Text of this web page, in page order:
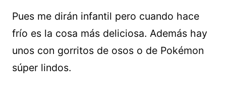
Pues me dirán infantil pero cuando hace
frío es la cosa más deliciosa. Además hay
unos con gorritos de osos o de Pokémon
súper lindos.